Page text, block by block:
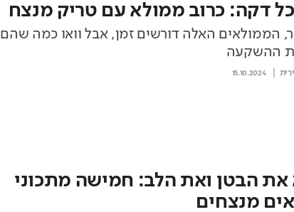
דקה: כרוב ממולא עם טריק מנצח
הממולאים האלה דורשים זמן, אבל וואו כמה שהם
ההשקעה
15.10.2024
את הבטן ואת הלב: חמישה מתכוני
מנצחים